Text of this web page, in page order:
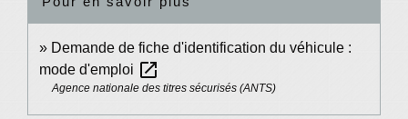
Demande de fiche d'identification du véhicule :
mode d'emploi open_in_new
Agence nationale des titres sécurisés (ANTS)